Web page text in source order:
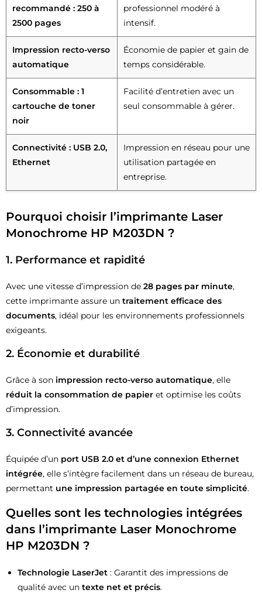
recommandé : 250 à
2500 pages
professionnel modéré à
intensif.
Impression recto-verso
automatique
Économie de papier et gain de
temps considérable.
Consommable : 1
cartouche de toner
noir
Facilité d’entretien avec un
seul consommable à gérer.
Connectivité : USB 2.0,
Ethernet
Impression en réseau pour une
utilisation partagée en
entreprise.
Pourquoi choisir l’imprimante Laser
Monochrome HP M203DN ?
1. Performance et rapidité
Avec une vitesse d’impression de 28 pages par minute,
cette imprimante assure un traitement efficace des
documents, idéal pour les environnements professionnels
exigeants.
2. Économie et durabilité
Grâce à son impression recto-verso automatique, elle
réduit la consommation de papier et optimise les coûts
d’impression.
3. Connectivité avancée
Équipée d’un port USB 2.0 et d’une connexion Ethernet
intégrée, elle s’intègre facilement dans un réseau de bureau,
permettant une impression partagée en toute simplicité.
Quelles sont les technologies intégrées
dans l’imprimante Laser Monochrome
HP M203DN ?
Technologie LaserJet : Garantit des impressions de
qualité avec un texte net et précis.